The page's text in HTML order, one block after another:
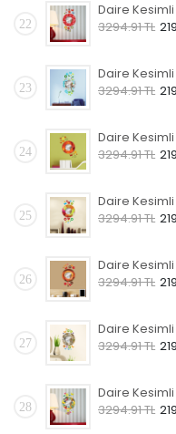
22
3294.91 TL
23
3294.91 TL
24
3294.91 TL
25
3294.91 TL
26
3294.91 TL
27
3294.91 TL
28
3294.91 TL